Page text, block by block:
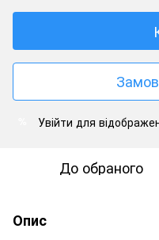
Увійти для
До обраного
Опис